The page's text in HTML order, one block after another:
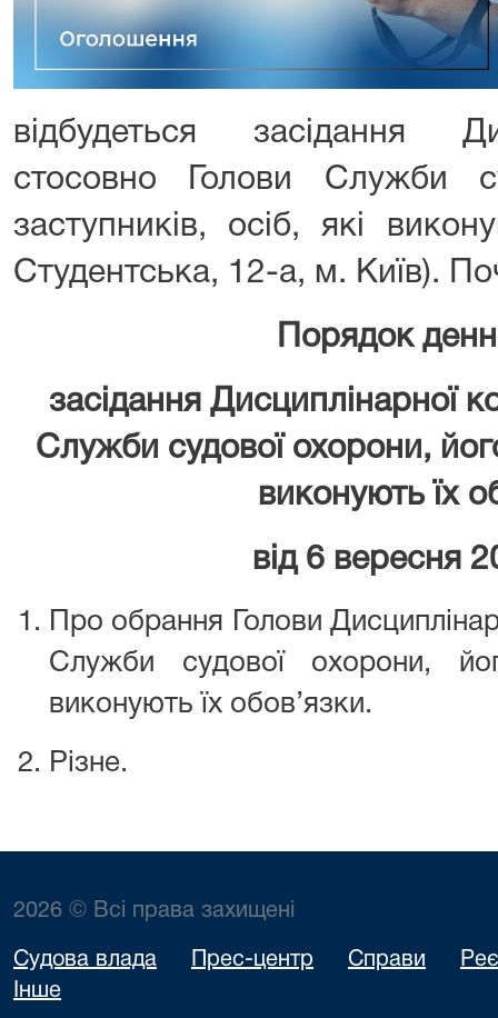
відбудеться засідання
стосовно Голови Служби
заступників, осіб, які
Студентська, 12-а, м. Київ).
Порядок
засідання Дисциплінарної
Служби судової охорони,
виконують їх
від 6 вересня
Про обрання Голови
Служби судової охорони,
виконують їх обов’язки.
Різне.
2026 © Всі права захищені
Судова влада Прес-центр Справи
Інше